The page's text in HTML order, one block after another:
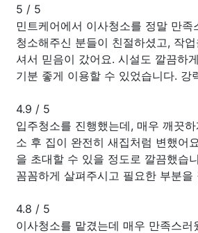
5 / 5
민트케어에서 이사청소를 정말 만족
청소해주신 분들이 친절하셨고, 작
셔서 믿음이 갔어요. 시설도 깔끔하
기분 좋게 이용할 수 있었습니다. 강
4.9 / 5
입주청소를 진행했는데, 매우 깨끗
소 후 집이 완전히 새집처럼 변했어
을 초대할 수 있을 정도로 깔끔했습
꼼꼼하게 살펴주시고 필요한 부분을
4.8 / 5
이사청소를 맡겼는데 매우 만족스러